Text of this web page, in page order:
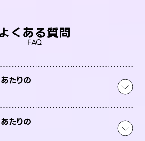
くある質問
FAQ
たりの
たりの